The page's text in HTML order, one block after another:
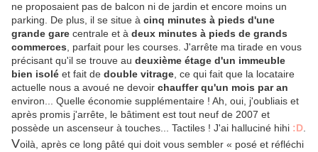
ne proposaient pas de balcon ni de jardin et encore moins un
parking. De plus, il se situe à cinq minutes à pieds d'une
grande gare centrale et à deux minutes à pieds de grands
commerces , parfait pour les courses. J'arrête ma tirade en vous
précisant qu'il se trouve au deuxième étage d'un immeuble
bien isolé et fait de double vitrage , ce qui fait que la locataire
actuelle nous a avoué ne devoir chauffer qu'un mois par an
environ... Quelle économie supplémentaire ! Ah, oui, j'oubliais et
après promis j'arrête, le bâtiment est tout neuf de 2007 et
possède un ascenseur à touches... Tactiles ! J'ai halluciné hihi :D
Voilà, après ce long pâté qui doit vous sembler « posé et réfléchi